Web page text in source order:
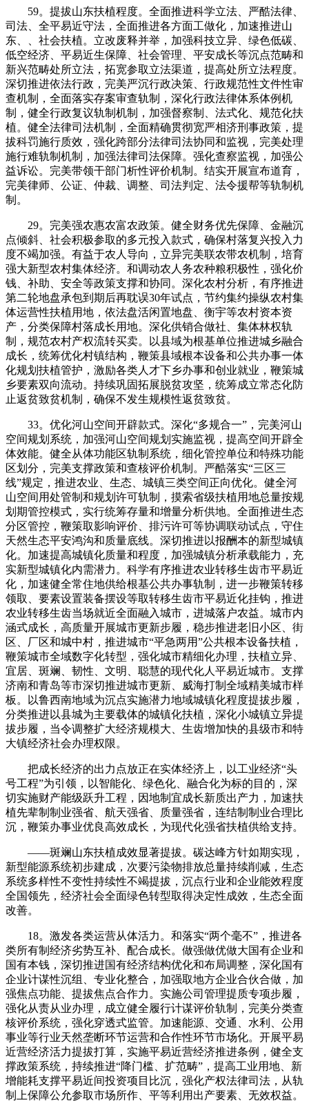
59。提拔山东扶植程度。全面推进科学立法、严酷法律、
司法、全平易近守法，全面推进各方面工做化，加速推进山
东、、社会扶植。立改废释并举，加强科技立异、绿色低碳、
低空经济、平易近生保障、社会管理、平安成长等沉点范畴和
新兴范畴处所立法，拓宽参取立法渠道，提高处所立法程度。
深切推进依法行政，完美严沉行政决策、行政规范性文件性审
查机制，全面落实存案审查轨制，深化行政法律体系体例机
制，健全行政复议轨制机制，加强督察制、法式化、规范化扶
植。健全法律司法机制，全面精确贯彻宽严相济刑事政策，提
拔科罚施行质效，强化跨部分法律司法协同和监视，完美处理
施行难轨制机制，加强法律司法保障。强化查察监视，加强公
益诉讼。完美带领干部门析性评价机制。结实开展宣布道育，
完美律师、公证、仲裁、调整、司法判定、法令援帮等轨制机
制。
29。完美强农惠农富农政策。健全财务优先保障、金融沉
点倾斜、社会积极参取的多元投入款式，确保村落复兴投入力
度不竭加强。有益于农人导向，立异完美联农带农机制，培育
强大新型农村集体经济。和调动农人务农种粮积极性，强化价
钱、补助、安全等政策支撑和协同。深化农村分析，有序推进
第二轮地盘承包到期后再耽误30年试点，节约集约操纵农村集
体运营性扶植用地，依法盘活闲置地盘、衡宇等农村资本资
产，分类保障村落成长用地。深化供销合做社、集体林权轨
制，规范农村产权流转买卖。以县域为根基单位推进城乡融合
成长，统筹优化村镇结构，鞭策县域根本设备和公共办事一体
化规划扶植管护，激励各类人才下乡办事和创业就业，鞭策城
乡要素双向流动。持续巩固拓展脱贫攻坚，统筹成立常态化防
止返贫致贫机制，确保不发生规模性返贫致贫。
33。优化河山空间开辟款式。深化“多规合一”，完美河山
空间规划系统，加强河山空间规划实施监视，提高空间开辟全
体效能。健全从体功能区轨制系统，细化管控单位和特殊功能
区划分，完美支撑政策和查核评价机制。严酷落实“三区三
线”规定，推进农业、生态、城镇三类空间正向优化。健全河
山空间用处管制和规划许可轨制，摸索省级扶植用地总量按规
划期管控模式，实行统筹存量和增量分析供地。全面推进生态
分区管控，鞭策取影响评价、排污许可等协调联动试点，守住
天然生态平安鸿沟和质量底线。深切推进以报酬本的新型城镇
化。加速提高城镇化质量和程度，加强城镇分析承载能力，充
实新型城镇化内需潜力。科学有序推进农业转移生齿市平易近
化，加速健全常住地供给根基公共办事轨制，进一步鞭策转移
领取、要素设置装备摆设等取转移生齿市平易近化挂钩，推进
农业转移生齿当场就近全面融入城市，进城落户农益。城市内
涵式成长，高质量开展城市更新步履，稳步推进老旧小区、街
区、厂区和城中村，推进城市“平急两用”公共根本设备扶植，
鞭策城市全域数字化转型，强化城市精细化办理，扶植立异、
宜居、斑斓、韧性、文明、聪慧的现代化人平易近城市。支撑
济南和青岛等市深切推进城市更新、威海打制全域精美城市样
板。以鲁西南地域为沉点实施潜力地域城镇化程度提拔步履，
分类推进以县城为主要载体的城镇化扶植，深化小城镇立异提
拔步履，当令调整扩大经济规模大、生齿增加快的县级市和特
大镇经济社会办理权限。
把成长经济的出力点放正在实体经济上，以工业经济“头
号工程”为引领，以智能化、绿色化、融合化为标的目的，深
切实施财产能级跃升工程，因地制宜成长新质出产力，加速扶
植先辈制制业强省、航天强省、质量强省，连结制制业合理比
沉，鞭策办事业优良高效成长，为现代化强省扶植供给支持。
——斑斓山东扶植成效显著提拔。碳达峰方针如期实现，
新型能源系统初步建成，次要污染物排放总量持续削减，生态
系统多样性不变性持续性不竭提拔，沉点行业和企业能效程度
全国领先，经济社会全面绿色转型取得决定性成效，生态全面
改善。
18。激发各类运营从体活力。和落实“两个毫不”，推进各
类所有制经济劣势互补、配合成长。做强做优做大国有企业和
国有本钱，深切推进国有经济结构优化和布局调整，深化国有
企业计谋性沉组、专业化整合，加强取地方企业合伙合做，加
强焦点功能、提拔焦点合作力。实施公司管理提质专项步履，
强化从责从业办理，成立健全履行计谋评价轨制，完美分类查
核评价系统，强化穿透式监管。加速能源、交通、水利、公用
事业等行业天然垄断环节运营和合作性环节市场化。开展平易
近营经济活力提拔打算，实施平易近营经济推进条例，健全支
撑政策系统，持续推进“降门槛、扩范畴”，提高工业用地、新
增能耗支撑平易近间投资项目比沉，强化产权法律司法，从轨
制上保障公允参取市场所作、平等利用出产要素、无效权益。